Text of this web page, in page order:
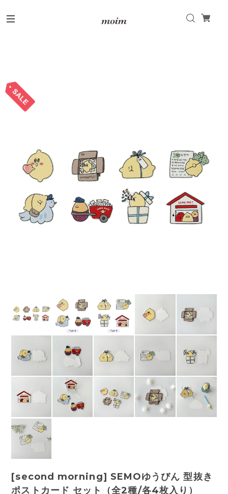
[second morning] SEMOゆうびん 型抜き
ポストカード セット（全2種/各4枚入り）